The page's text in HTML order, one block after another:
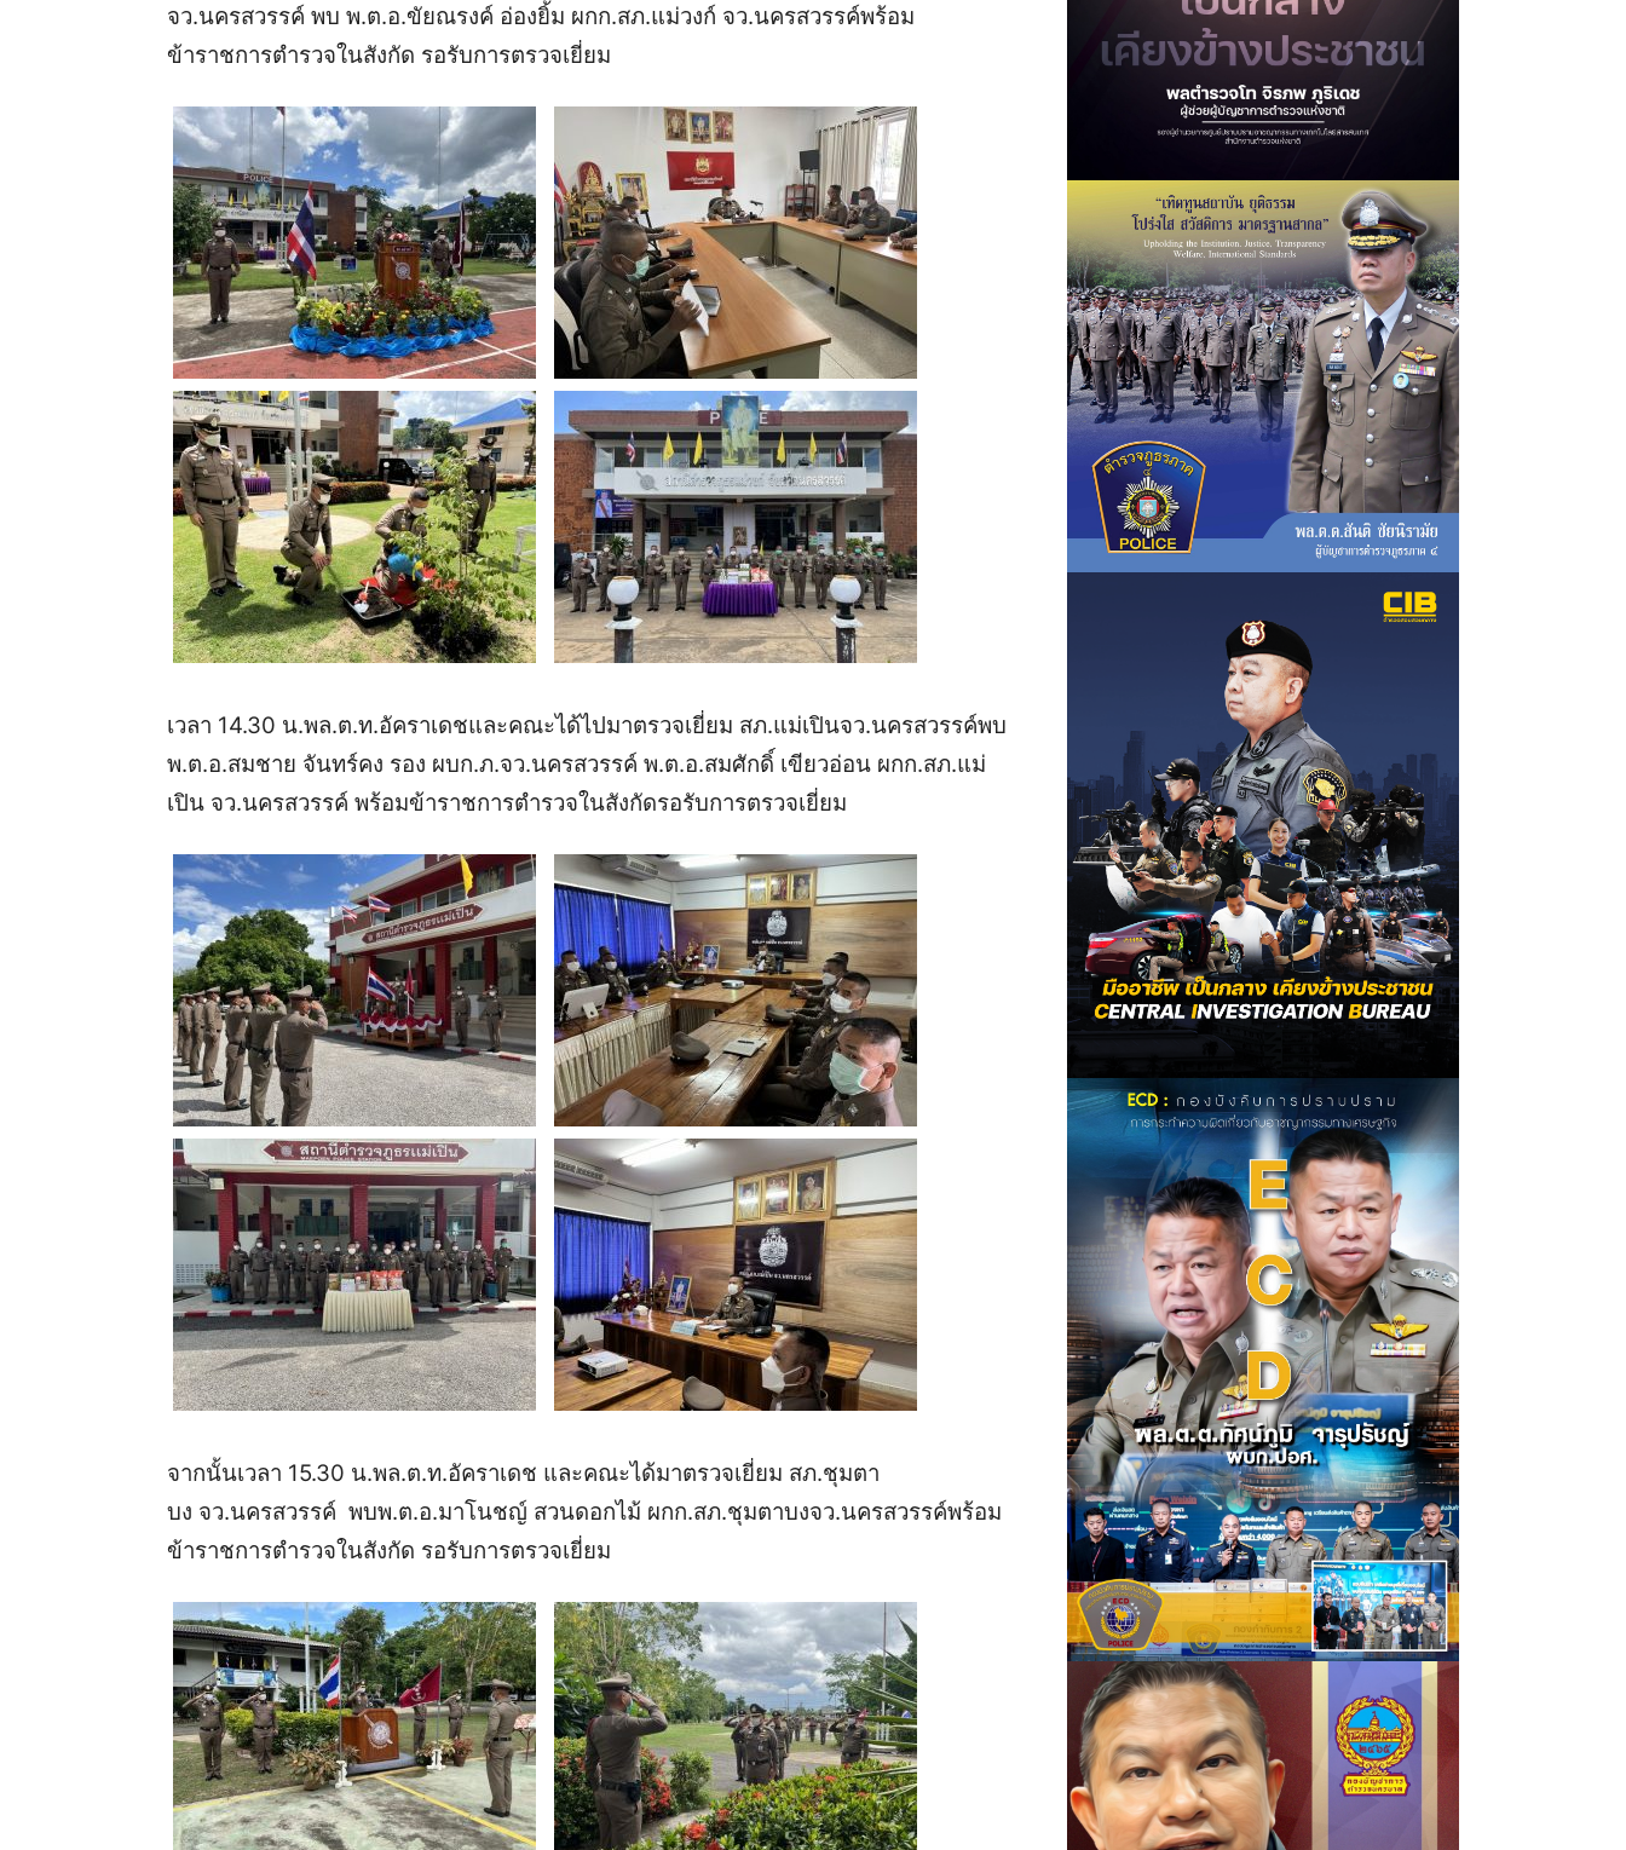
จว.นครสวรรค์ พบ พ.ต.อ.ขัยณรงค์ อ่องยิ้ม ผกก.สภ.แม่วงก์ จว.นครสวรรค์พร้อม
ข้าราชการตำรวจในสังกัด รอรับการตรวจเยี่ยม
เวลา 14.30 น.พล.ต.ท.อัคราเดชและคณะได้ไปมาตรวจเยี่ยม สภ.แม่เปินจว.นครสวรรค์พบ
พ.ต.อ.สมชาย จันทร์คง รอง ผบก.ภ.จว.นครสวรรค์ พ.ต.อ.สมศักดิ์ เขียวอ่อน ผกก.สภ.แม่
เปิน จว.นครสวรรค์ พร้อมข้าราชการตำรวจในสังกัดรอรับการตรวจเยี่ยม
จากนั้นเวลา 15.30 น.พล.ต.ท.อัคราเดช และคณะได้มาตรวจเยี่ยม สภ.ชุมตา
บง จว.นครสวรรค์ พบพ.ต.อ.มาโนชญ์ สวนดอกไม้ ผกก.สภ.ชุมตาบงจว.นครสวรรค์พร้อม
ข้าราชการตำรวจในสังกัด รอรับการตรวจเยี่ยม